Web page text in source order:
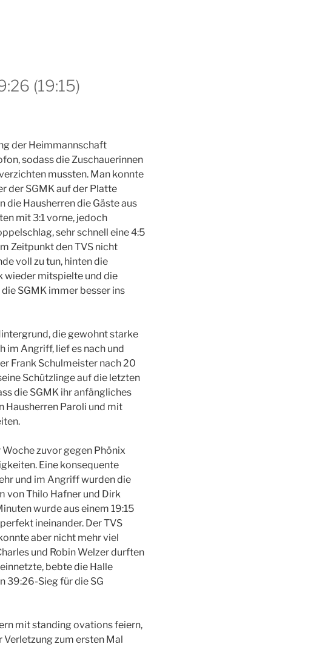
(19:15)
der Heimmannschaft
sodass die Zuschauerinnen
mussten. Man konnte
der SGMK auf der Platte
die Hausherren die Gäste aus
mit 3:1 vorne, jedoch
sehr schnell eine 4:5
Zeitpunkt den TVS nicht
voll zu tun, hinten die
wieder mitspielte und die
SGMK immer besser ins
die gewohnt starke
im Angriff, lief es nach und
Frank Schulmeister nach 20
Schützlinge auf die letzten
die SGMK ihr anfängliches
Hausherren Paroli und mit
zuvor gegen Phönix
Eine konsequente
und im Angriff wurden die
von Thilo Hafner und Dirk
wurde aus einem 19:15
ineinander. Der TVS
aber nicht mehr viel
und Robin Welzer durften
bebte die Halle
39:26-Sieg für die SG
mit standing ovations feiern,
Verletzung zum ersten Mal